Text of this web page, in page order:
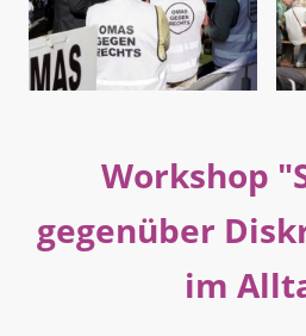
Workshop
gegenüber
im